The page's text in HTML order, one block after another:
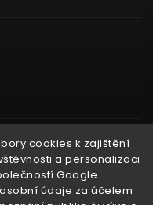
cookies k zajištění
a personalizaci
Google.
údaje za účelem